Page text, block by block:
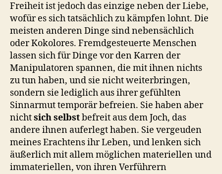
Freiheit ist jedoch das einzige neben der Liebe,
wofür es sich tatsächlich zu kämpfen lohnt. Die
meisten anderen Dinge sind nebensächlich
oder Kokolores. Fremdgesteuerte Menschen
lassen sich für Dinge vor den Karren der
Manipulatoren spannen, die mit ihnen nichts
zu tun haben, und sie nicht weiterbringen,
sondern sie lediglich aus ihrer gefühlten
Sinnarmut temporär befreien. Sie haben aber
nichtsich selbstbefreit aus dem Joch, das
andere ihnen auferlegt haben. Sie vergeuden
meines Erachtens ihr Leben, und lenken sich
äußerlich mit allem möglichen materiellen und
immateriellen, von ihren Verführern